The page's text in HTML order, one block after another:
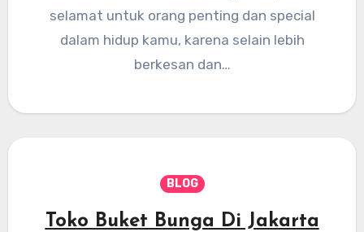
selamat untuk orang penting dan special
dalam hidup kamu, karena selain lebih
berkesan dan…
BLOG
Toko Buket Bunga Di Jakarta